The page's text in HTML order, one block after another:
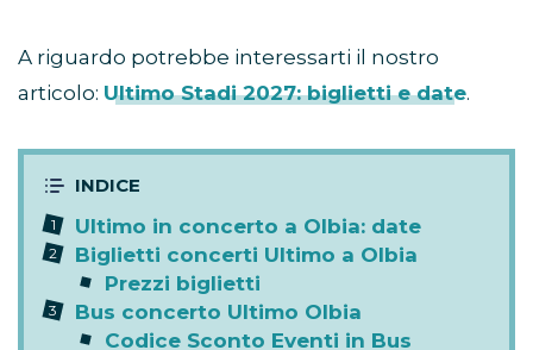
A riguardo potrebbe interessarti il nostro
articolo: Ultimo Stadi 2027: biglietti e date.
Ultimo in concerto a Olbia: date
Biglietti concerti Ultimo a Olbia
Prezzi biglietti
Bus concerto Ultimo Olbia
Codice Sconto Eventi in Bus